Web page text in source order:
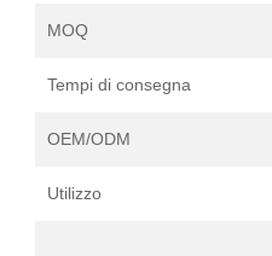
MOQ
Tempi di consegna
OEM/ODM
Utilizzo